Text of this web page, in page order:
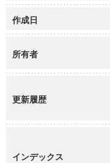
作成日
所有者
更新履歴
インデックス